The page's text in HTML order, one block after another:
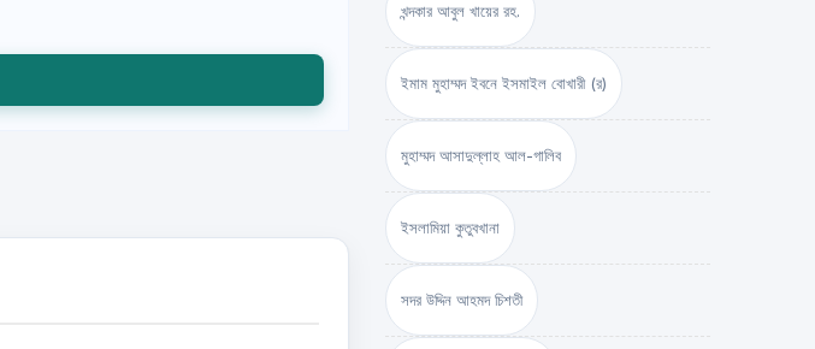
খন্দকার আবুল খায়ের রহ.
ইমাম মুহাম্মদ ইবনে ইসমাইল বোখারী (র)
মুহাম্মদ আসাদুল্লাহ আল-গালিব
ইসলামিয়া কুতুবখানা
সদর উদ্দিন আহমদ চিশতী